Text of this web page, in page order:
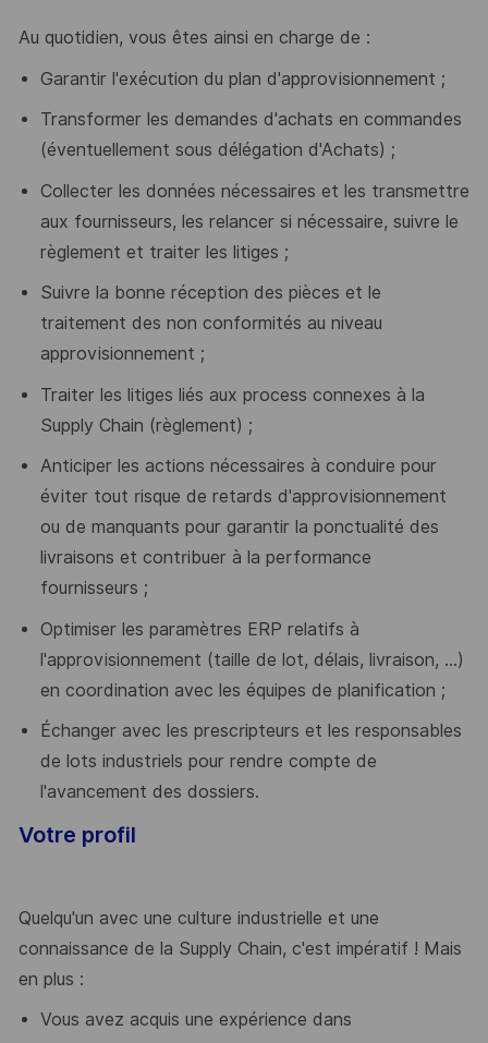
Au quotidien, vous êtes ainsi en charge de :
Garantir l'exécution du plan d'approvisionnement ;
Transformer les demandes d'achats en commandes
(éventuellement sous délégation d'Achats) ;
Collecter les données nécessaires et les transmettre
aux fournisseurs, les relancer si nécessaire, suivre le
règlement et traiter les litiges ;
Suivre la bonne réception des pièces et le
traitement des non conformités au niveau
approvisionnement ;
Traiter les litiges liés aux process connexes à la
Supply Chain (règlement) ;
Anticiper les actions nécessaires à conduire pour
éviter tout risque de retards d'approvisionnement
ou de manquants pour garantir la ponctualité des
livraisons et contribuer à la performance
fournisseurs ;
Optimiser les paramètres ERP relatifs à
l'approvisionnement (taille de lot, délais, livraison, ...)
en coordination avec les équipes de planification ;
Échanger avec les prescripteurs et les responsables
de lots industriels pour rendre compte de
l'avancement des dossiers.
Votre profil
Quelqu'un avec une culture industrielle et une
connaissance de la Supply Chain, c'est impératif ! Mais
en plus :
Vous avez acquis une expérience dans